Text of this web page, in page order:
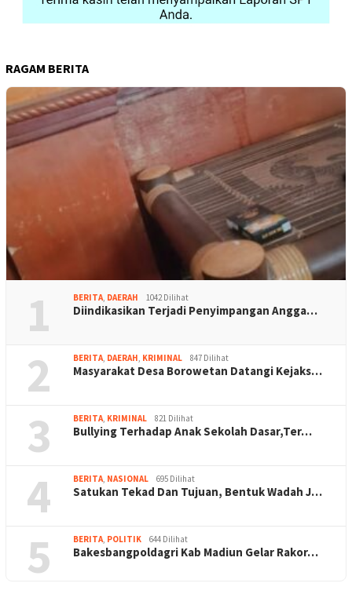
RAGAM BERITA
1 BERITA, DAERAH 1042 Dilihat
Diindikasikan Terjadi Penyimpangan Angga…
2 BERITA, DAERAH, KRIMINAL 847 Dilihat
Masyarakat Desa Borowetan Datangi Kejaks…
3 BERITA, KRIMINAL 821 Dilihat
Bullying Terhadap Anak Sekolah Dasar,Ter…
4 BERITA, NASIONAL 695 Dilihat
Satukan Tekad Dan Tujuan, Bentuk Wadah J…
5 BERITA, POLITIK 644 Dilihat
Bakesbangpoldagri Kab Madiun Gelar Rakor…